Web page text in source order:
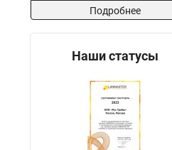
Подробнее
Наши статусы